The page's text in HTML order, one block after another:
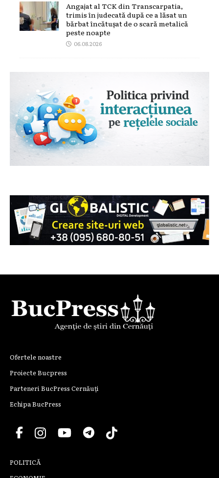
Angajat al TCK din Transcarpatia,
trimis în judecată după ce a lăsat un
bărbat încătușat de o scară metalică
peste noapte
06.08.2026
Ofertele noastre
Proiecte Bucpress
Parteneri BucPress Cernăuți
Echipa BucPress
POLITICĂ